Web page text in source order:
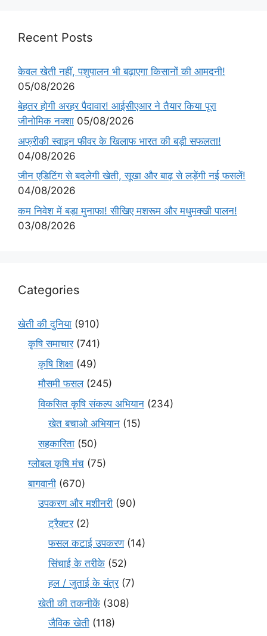
Recent Posts
केवल खेती नहीं, पशुपालन भी बढ़ाएगा किसानों की आमदनी!
05/08/2026
बेहतर होगी अरहर पैदावार! आईसीएआर ने तैयार किया पूरा
जीनोमिक नक्शा 05/08/2026
अफ्रीकी स्वाइन फीवर के खिलाफ भारत की बड़ी सफलता!
04/08/2026
जीन एडिटिंग से बदलेगी खेती, सूखा और बाढ़ से लड़ेंगी नई फसलें!
04/08/2026
कम निवेश में बड़ा मुनाफा! सीखिए मशरूम और मधुमक्खी पालन!
03/08/2026
Categories
खेती की दुनिया (910)
कृषि समाचार(741)
कृषि शिक्षा (49)
मौसमी फसल(245)
विकसित कृषि संकल्प अभियान (234)
खेत बचाओ अभियान (15)
सहकारिता (50)
ग्लोबल कृषि मंच (75)
बागवानी (670)
उपकरण और मशीनरी (90)
ट्रैक्टर(2)
फसल कटाई उपकरण(14)
सिंचाई के तरीके (52)
हल / जुताई के यंत्र(7)
खेती की तकनीकें (308)
जैविक खेती (118)